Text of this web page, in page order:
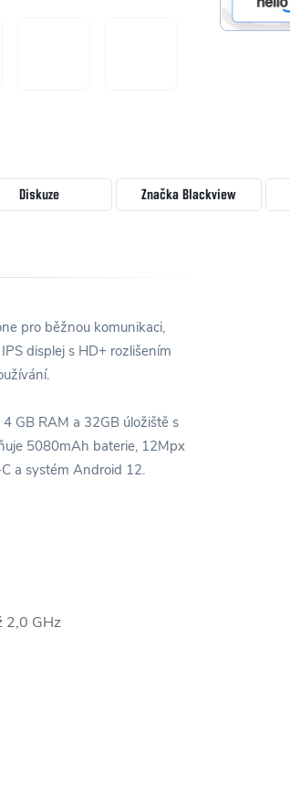
Diskuze Značka Blackview
pro běžnou komunikaci,
displej s HD+ rozlišením
GB RAM a 32GB úložiště s
5080mAh baterie, 12Mpx
a systém Android 12.
2,0 GHz